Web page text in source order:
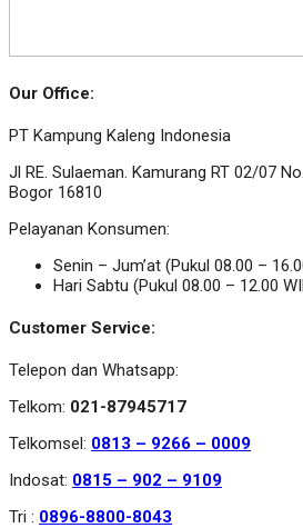
Our Office:
PT Kampung Kaleng Indonesia
Jl RE. Sulaeman. Kamurang RT 02/07
Bogor 16810
Pelayanan Konsumen:
Senin – Jum’at (Pukul 08.00 –
Hari Sabtu (Pukul 08.00 – 12.00
Customer Service:
Telepon dan Whatsapp:
Telkom: 021-87945717
Telkomsel: 0813 – 9266 – 0009
Indosat: 0815 – 902 – 9109
Tri : 0896-8800-8043